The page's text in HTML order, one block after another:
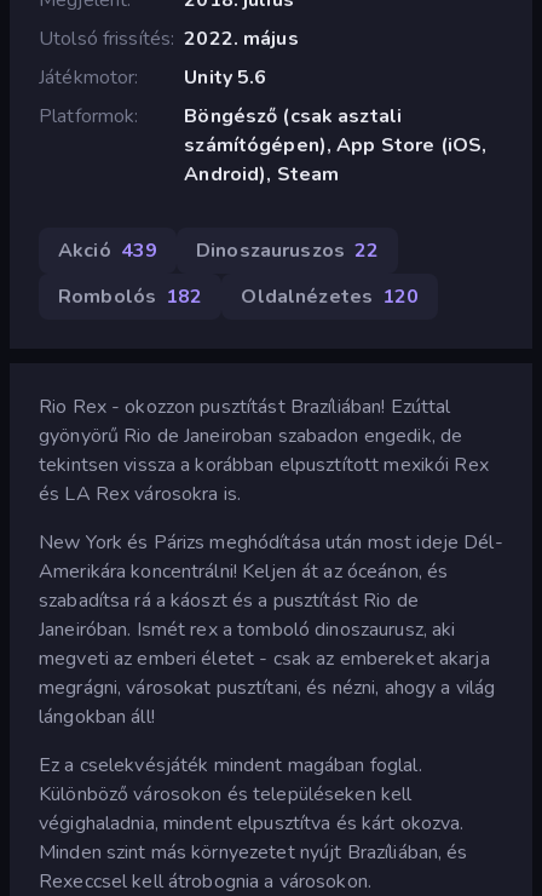
Utolsó frissítés 2022. május
Játékmotor
Unity 5.6
Platformok
Böngésző (csak asztali
számítógépen), App Store (iOS,
Android), Steam
Akció 439 Dinoszauruszos 22
Rombolós 182 Oldalnézetes 120
Rio Rex - okozzon pusztítást Brazíliában! Ezúttal
gyönyörű Rio de Janeiroban szabadon engedik, de
tekintsen vissza a korábban elpusztított mexikói Rex
és LA Rex városokra is.
New York és Párizs meghódítása után most ideje Dél-
Amerikára koncentrálni! Keljen át az óceánon, és
szabadítsa rá a káoszt és a pusztítást Rio de
Janeiróban. Ismét rex a tomboló dinoszaurusz, aki
megveti az emberi életet - csak az embereket akarja
megrágni, városokat pusztítani, és nézni, ahogy a világ
lángokban áll!
Ez a cselekvésjáték mindent magában foglal.
Különböző városokon és településeken kell
végighaladnia, mindent elpusztítva és kárt okozva.
Minden szint más környezetet nyújt Brazíliában, és
Rexeccsel kell átrobognia a városokon.